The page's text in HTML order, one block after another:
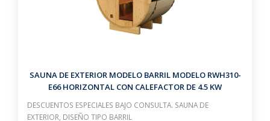
SAUNA DE EXTERIOR MODELO BARRIL MODELO RWH310-
E66 HORIZONTAL CON CALEFACTOR DE 4.5 KW
DESCUENTOS ESPECIALES BAJO CONSULTA. SAUNA DE
EXTERIOR, DISEÑO TIPO BARRIL